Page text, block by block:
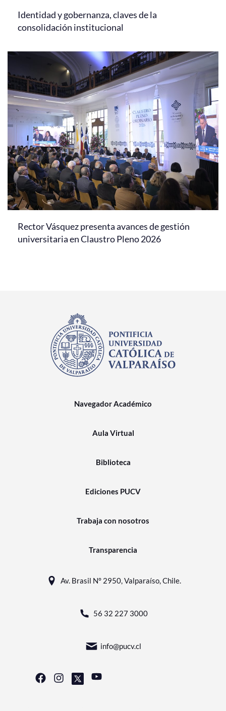
Identidad y gobernanza, claves de la
consolidación institucional
Rector Vásquez presenta avances de gestión
universitaria en Claustro Pleno 2026
Navegador Académico
Aula Virtual
Biblioteca
Ediciones PUCV
Trabaja con nosotros
Transparencia
Av. Brasil N° 2950, Valparaíso, Chile.
56 32 227 3000
info@pucv.cl